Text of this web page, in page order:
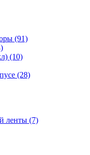
(91)
(10)
(28)
ленты (7)